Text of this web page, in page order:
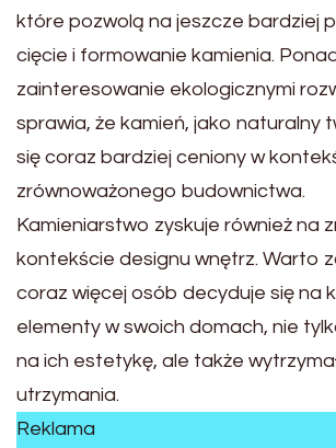
które pozwolą na jeszcze bardziej
cięcie i formowanie kamienia.
zainteresowanie ekologicznymi
sprawia, że kamień, jako naturalny
się coraz bardziej ceniony w
zrównoważonego budownictwa.
Kamieniarstwo zyskuje również na
kontekście designu wnętrz. Warto
coraz więcej osób decyduje się na
elementy w swoich domach, nie
na ich estetykę, ale także
utrzymania.
Reklama